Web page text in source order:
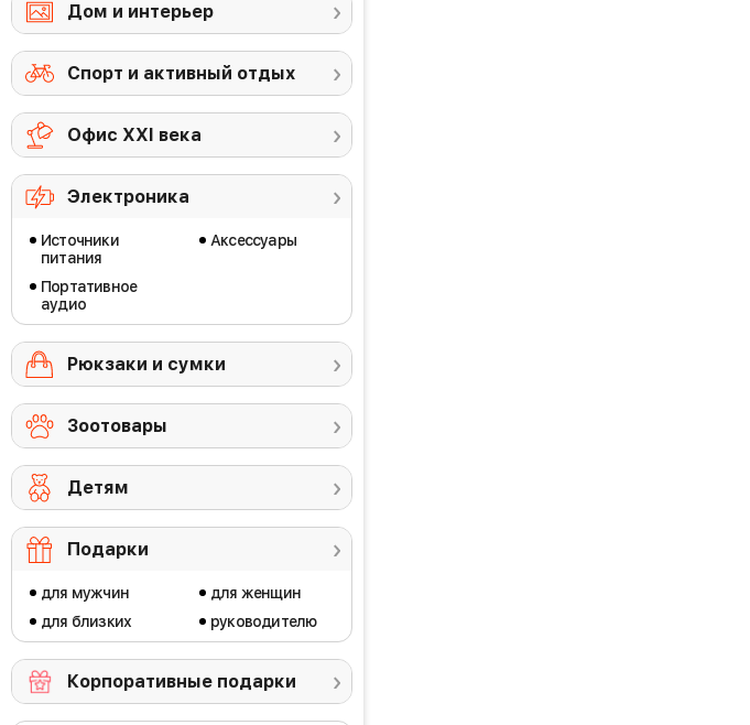
Дом и интерьер
Спорт и активный отдых
Офис ХХI века
Электроника
Источники
питания
Портативное
аудио
Аксессуары
Рюкзаки и сумки
Зоотовары
Детям
Подарки
для мужчин
для близких
для женщин
руководителю
Корпоративные подарки